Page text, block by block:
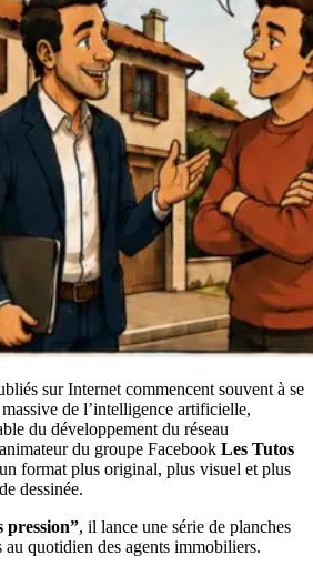
sur Internet commencent souvent à se
de l’intelligence artificielle,
du développement du réseau
du groupe Facebook Les Tutos
format plus original, plus visuel et plus
dessinée.
pression”, il lance une série de planches
au quotidien des agents immobiliers.